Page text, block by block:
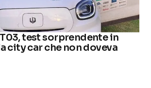
test sorprendente in
city car che non doveva